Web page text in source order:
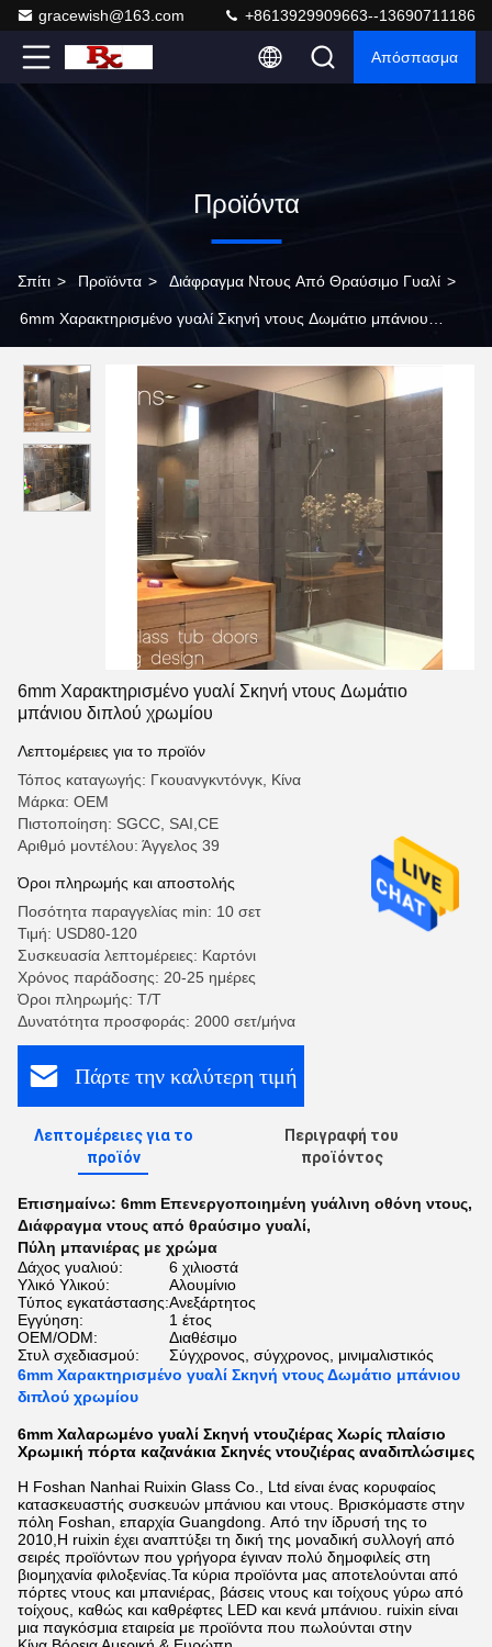
gracewish@163.com +8613929909663--13690711186
Απόσπασμα
Προϊόντα
Σπίτι > Προϊόντα > Διάφραγμα Ντους Από Θραύσιμο Γυαλί >
6mm Χαρακτηρισμένο γυαλί Σκηνή ντους Δωμάτιο μπάνιου
6mm Χαρακτηρισμένο γυαλί Σκηνή ντους Δωμάτιο
μπάνιου διπλού χρωμίου
Λεπτομέρειες για το προϊόν
Τόπος καταγωγής: Γκουανγκντόνγκ, Κίνα
Μάρκα: OEM
Πιστοποίηση: SGCC, SAI,CE
Αριθμό μοντέλου: Άγγελος 39
Όροι πληρωμής και αποστολής
Ποσότητα παραγγελίας min: 10 σετ
Τιμή: USD80-120
Συσκευασία λεπτομέρειες: Καρτόνι
Χρόνος παράδοσης: 20-25 ημέρες
Όροι πληρωμής: Τ/Τ
Δυνατότητα προσφοράς: 2000 σετ/μήνα
Πάρτε την καλύτερη τιμή
Λεπτομέρειες για το
προϊόν
Περιγραφή του
προϊόντος
Επισημαίνω: 6mm Επενεργοποιημένη γυάλινη οθόνη ντους,
Διάφραγμα ντους από θραύσιμο γυαλί,
Πύλη μπανιέρας με χρώμα
Δάχος γυαλιού:
6 χιλιοστά
Υλικό Υλικού:
Αλουμίνιο
Τύπος εγκατάστασης:Ανεξάρτητος
Εγγύηση:
1 έτος
OEM/ODM:
Διαθέσιμο
Στυλ σχεδιασμού:
Σύγχρονος, σύγχρονος, μινιμαλιστικός
6mm Χαρακτηρισμένο γυαλί Σκηνή ντους Δωμάτιο μπάνιου
διπλού χρωμίου
6mm Χαλαρωμένο γυαλί Σκηνή ντουζιέρας Χωρίς πλαίσιο
Χρωμική πόρτα καζανάκια Σκηνές ντουζιέρας αναδιπλώσιμες
Η Foshan Nanhai Ruixin Glass Co., Ltd είναι ένας κορυφαίος
κατασκευαστής συσκευών μπάνιου και ντους. Βρισκόμαστε στην
πόλη Foshan, επαρχία Guangdong. Από την ίδρυσή της το
2010,Η ruixin έχει αναπτύξει τη δική της μοναδική συλλογή από
σειρές προϊόντων που γρήγορα έγιναν πολύ δημοφιλείς στη
βιομηχανία φιλοξενίας.Τα κύρια προϊόντα μας αποτελούνται από
πόρτες ντους και μπανιέρας, βάσεις ντους και τοίχους γύρω από
τοίχους, καθώς και καθρέφτες LED και κενά μπάνιου. ruixin είναι
μια παγκόσμια εταιρεία με προϊόντα που πωλούνται στην